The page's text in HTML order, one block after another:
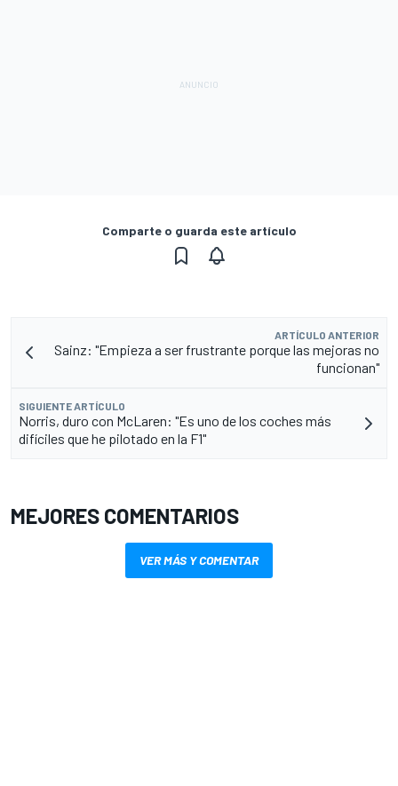
Comparte o guarda este artículo
ARTÍCULO ANTERIOR
Sainz: "Empieza a ser frustrante porque las mejoras no
funcionan"
SIGUIENTE ARTÍCULO
Norris, duro con McLaren: "Es uno de los coches más
difíciles que he pilotado en la F1"
MEJORES COMENTARIOS
VER MÁS Y COMENTAR